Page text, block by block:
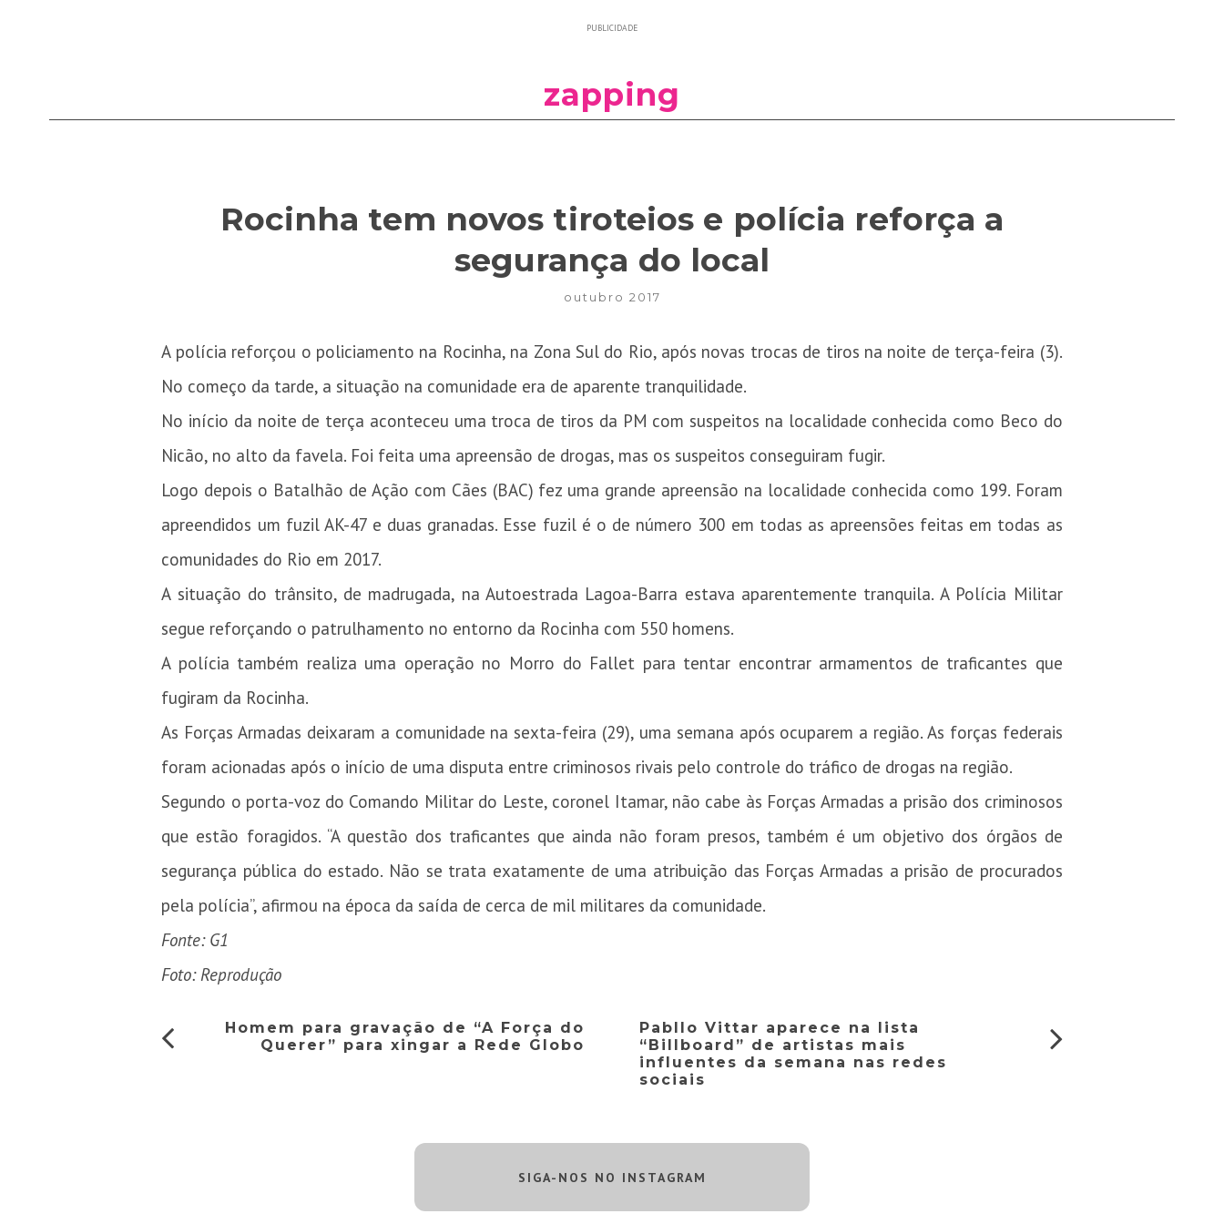
PUBLICIDADE
zapping
Rocinha tem novos tiroteios e polícia reforça a
segurança do local
outubro 2017
A polícia reforçou o policiamento na Rocinha, na Zona Sul do Rio, após novas trocas de tiros na noite de terça-feira (3).
No começo da tarde, a situação na comunidade era de aparente tranquilidade.
No início da noite de terça aconteceu uma troca de tiros da PM com suspeitos na localidade conhecida como Beco do
Nicão, no alto da favela. Foi feita uma apreensão de drogas, mas os suspeitos conseguiram fugir.
Logo depois o Batalhão de Ação com Cães (BAC) fez uma grande apreensão na localidade conhecida como 199. Foram
apreendidos um fuzil AK-47 e duas granadas. Esse fuzil é o de número 300 em todas as apreensões feitas em todas as
comunidades do Rio em 2017.
A situação do trânsito, de madrugada, na Autoestrada Lagoa-Barra estava aparentemente tranquila. A Polícia Militar
segue reforçando o patrulhamento no entorno da Rocinha com 550 homens.
A polícia também realiza uma operação no Morro do Fallet para tentar encontrar armamentos de traficantes que
fugiram da Rocinha.
As Forças Armadas deixaram a comunidade na sexta-feira (29), uma semana após ocuparem a região. As forças federais
foram acionadas após o início de uma disputa entre criminosos rivais pelo controle do tráfico de drogas na região.
Segundo o porta-voz do Comando Militar do Leste, coronel Itamar, não cabe às Forças Armadas a prisão dos criminosos
que estão foragidos. “A questão dos traficantes que ainda não foram presos, também é um objetivo dos órgãos de
segurança pública do estado. Não se trata exatamente de uma atribuição das Forças Armadas a prisão de procurados
pela polícia”, afirmou na época da saída de cerca de mil militares da comunidade.
Fonte: G1
Foto: Reprodução
Homem para gravação de “A Força do
Querer” para xingar a Rede Globo
Pabllo Vittar aparece na lista
“Billboard” de artistas mais
influentes da semana nas redes
sociais
SIGA-NOS NO INSTAGRAM